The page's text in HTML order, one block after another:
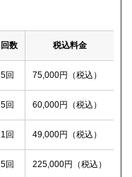
回数 税込料金
5回 75,000円（税込）
5回 60,000円（税込）
1回 49,000円（税込）
5回 225,000円（税込）